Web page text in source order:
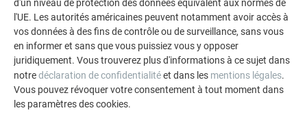
d'un niveau de protection des données équivalent aux normes de
l'UE. Les autorités américaines peuvent notamment avoir accès à
vos données à des fins de contrôle ou de surveillance, sans vous
en informer et sans que vous puissiez vous y opposer
juridiquement. Vous trouverez plus d'informations à ce sujet dans
notredéclaration de confidentialitéet dans les mentions légales.
Vous pouvez révoquer votre consentement à tout moment dans
les paramètres des cookies.